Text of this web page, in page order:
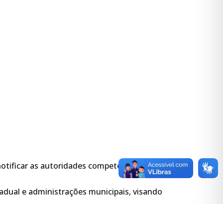
as autoridades competentes para
e administrações municipais, visando